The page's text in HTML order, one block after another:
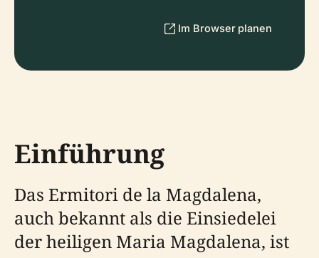
Im Browser planen
Einführung
Das Ermitori de la Magdalena,
auch bekannt als die Einsiedelei
der heiligen Maria Magdalena, ist